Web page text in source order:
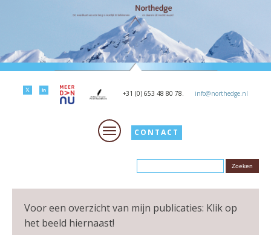
+31 (0) 653 48 80 78. info@northedge.nl
CONTACT
Voor een overzicht van mijn publicaties: Klik op
het beeld hiernaast!